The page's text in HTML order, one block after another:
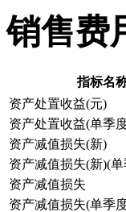
销售费
指标名
资产处置收益(元)
资产处置收益(单季
资产减值损失(新)
资产减值损失(新)(
资产减值损失
资产减值损失(单季